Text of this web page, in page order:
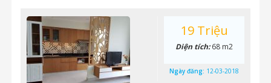
19 Triệu
Diện tích:68 m2
Ngày đăng: 12-03-2018